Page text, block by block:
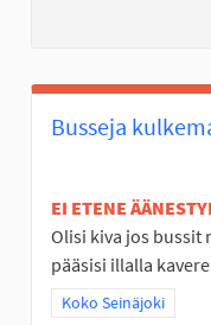
Busseja
EI ETENE
Olisi kiva jos bussit
pääsisi illalla
Rajaa tulokset
Koko Seinäjoki